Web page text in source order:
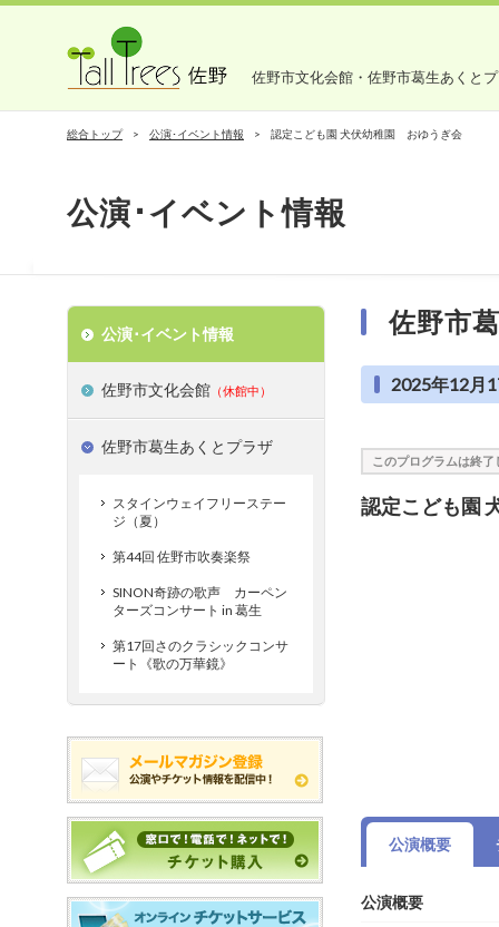
佐野市文化会館・佐野市葛生あくと
総合トップ 公演･イベント情報 認定こども園 犬伏幼稚園 おゆうぎ会
公演･イベント情報
佐野市
2025年12月
このプログラムは終了
認定こども園
公演概要
公演概要
公演･イベント情報
佐野市文化会館 （休館中）
佐野市葛生あくとプラザ
スタインウェイフリーステー
ジ（夏）
第44回 佐野市吹奏楽祭
SINON奇跡の歌声 カーペン
ターズコンサート in 葛生
第17回さのクラシックコンサ
ート《歌の万華鏡》